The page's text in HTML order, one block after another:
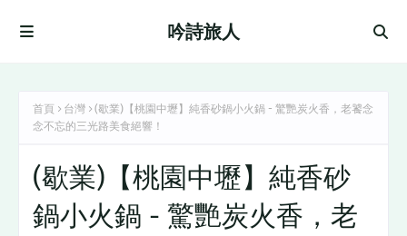
吟詩旅人
首頁 台灣
(歇業)【桃園中壢】純香砂鍋小火鍋 - 驚艷炭火香，老饕念
念不忘的三光路美食絕響！
(歇業)【桃園中壢】純香砂
鍋小火鍋 - 驚艷炭火香，老